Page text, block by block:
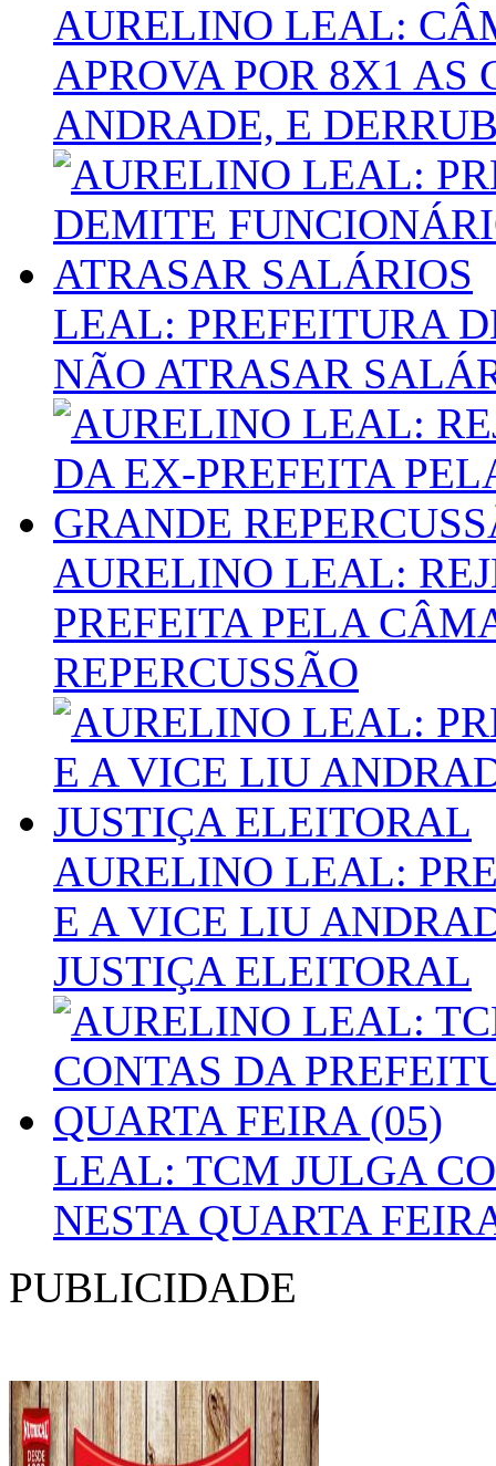
AURELINO LEAL:
APROVA POR 8X1 AS
ANDRADE, E
LEAL: PREFEITURA
NÃO ATRASAR
AURELINO LEAL:
PREFEITA PELA
REPERCUSSÃO
AURELINO LEAL:
E A VICE LIU
JUSTIÇA ELEITORAL
LEAL: TCM JULGA
NESTA QUARTA
PUBLICIDADE